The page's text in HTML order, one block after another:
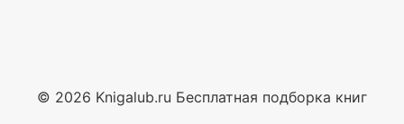
© 2026 Knigalub.ru Бесплатная подборка книг